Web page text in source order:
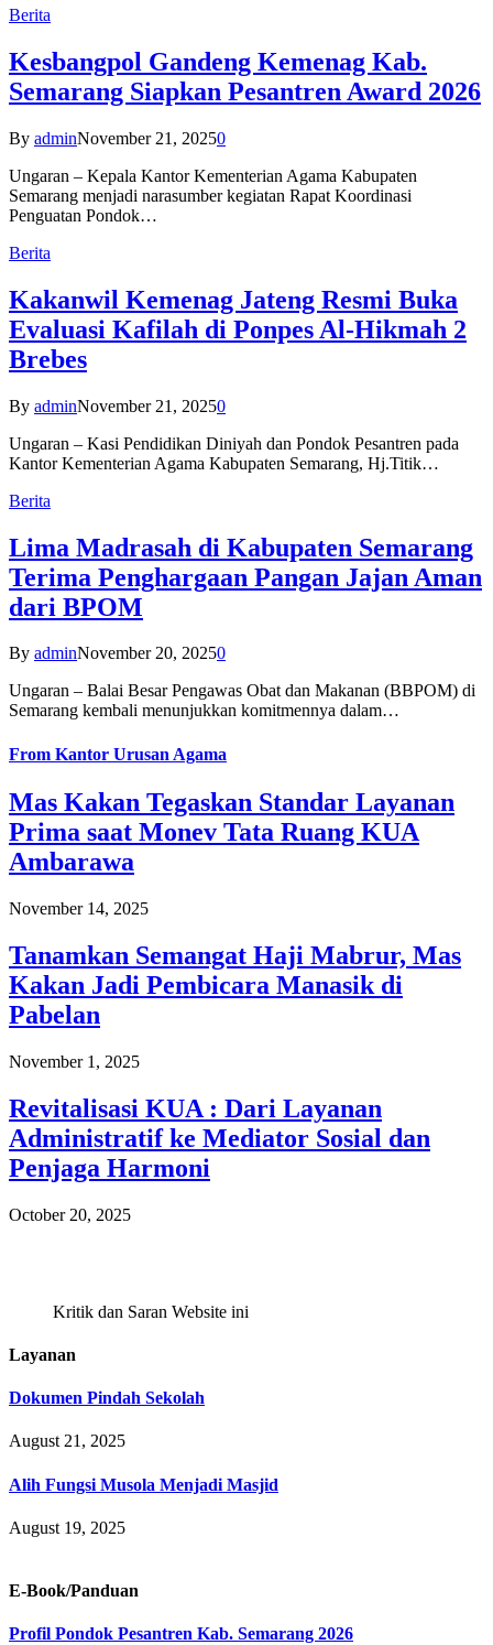
Berita
Kesbangpol Gandeng Kemenag Kab.
Semarang Siapkan Pesantren Award 2026
By adminNovember 21, 20250
Ungaran – Kepala Kantor Kementerian Agama Kabupaten
Semarang menjadi narasumber kegiatan Rapat Koordinasi
Penguatan Pondok…
Berita
Kakanwil Kemenag Jateng Resmi Buka
Evaluasi Kafilah di Ponpes Al-Hikmah 2
Brebes
By adminNovember 21, 20250
Ungaran – Kasi Pendidikan Diniyah dan Pondok Pesantren pada
Kantor Kementerian Agama Kabupaten Semarang, Hj.Titik…
Berita
Lima Madrasah di Kabupaten Semarang
Terima Penghargaan Pangan Jajan Aman
dari BPOM
By adminNovember 20, 20250
Ungaran – Balai Besar Pengawas Obat dan Makanan (BBPOM) di
Semarang kembali menunjukkan komitmennya dalam…
From Kantor Urusan Agama
Mas Kakan Tegaskan Standar Layanan
Prima saat Monev Tata Ruang KUA
Ambarawa
November 14, 2025
Tanamkan Semangat Haji Mabrur, Mas
Kakan Jadi Pembicara Manasik di
Pabelan
November 1, 2025
Revitalisasi KUA : Dari Layanan
Administratif ke Mediator Sosial dan
Penjaga Harmoni
October 20, 2025
Kritik dan Saran Website ini
Layanan
Dokumen Pindah Sekolah
August 21, 2025
Alih Fungsi Musola Menjadi Masjid
August 19, 2025
E-Book/Panduan
Profil Pondok Pesantren Kab. Semarang 2026